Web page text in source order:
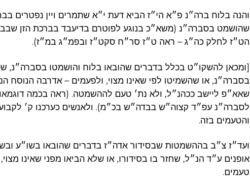
והנה בלוח ברה״נ פ״א הי״ז הביא דעת י״א שתמרים ויין נפטרים
שהושמט בסברה״נ (משא״כ בנוגע לפוטרם בדיעבד בברכת הזן
הט״ז לחלק כה״ג – ראה ט״ז סר״ח סקט״ז ובפמ״ג במ״ז).
[ומכאן להשקו״ט בכלל בדברים שהובאו בלוח והושמטו בסברה״נ,
בסברה״נ, או שהשמיטו לפי שאינו מצוי, ולפעמים – אדרבה הנוסח
שאא״פ ליישב ככהנ״ל, ולא נת׳ טעם לההשמטה. (ראה בכמה
לסברה״נ עפ״ד קצוה״ש בבדה״ש בכ״מ). ולאנשים כערכנו ק׳
והטעמים בזה.
ועד״ז צ״ב בההשמטות שבסידור אדה״ז בדברים שהובאו בשו״ע
אופנים ע״ד הנ״ל, שחזר בו בסידורו, או שלא הביאו מפני שאינו
טעמים.